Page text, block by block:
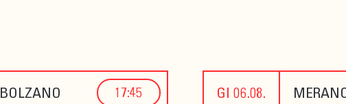
BOLZANO 17:45 GI 06.08.